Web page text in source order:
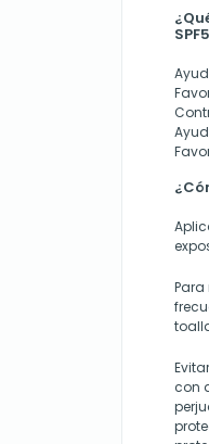
con